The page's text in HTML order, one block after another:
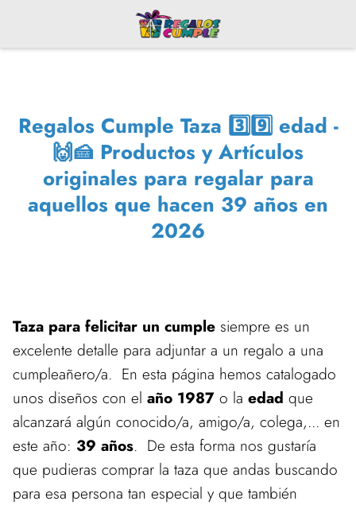
Regalos Cumple Taza 3️⃣9️⃣ edad -
🙌🍰 Productos y Artículos
originales para regalar para
aquellos que hacen 39 años en
2026
Taza para felicitar un cumple siempre es un
excelente detalle para adjuntar a un regalo a una
cumpleañero/a. En esta página hemos catalogado
unos diseños con el año 1987 o la edad que
alcanzará algún conocido/a, amigo/a, colega,... en
este año: 39 años. De esta forma nos gustaría
que pudieras comprar la taza que andas buscando
para esa persona tan especial y que también